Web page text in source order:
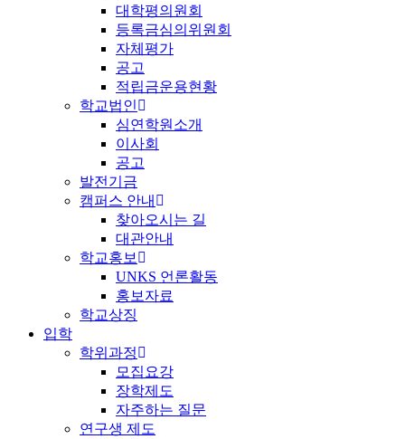
대학평의원회
등록금심의위원회
자체평가
공고
적립금운용현황
학교법인
심연학원소개
이사회
공고
발전기금
캠퍼스 안내
찾아오시는 길
대관안내
학교홍보
UNKS 언론활동
홍보자료
학교상징
입학
학위과정
모집요강
장학제도
자주하는 질문
연구생 제도